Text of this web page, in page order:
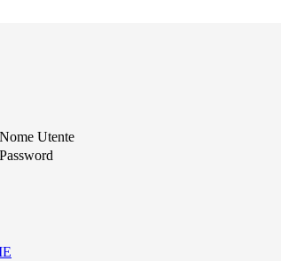
Nome Utente
Password